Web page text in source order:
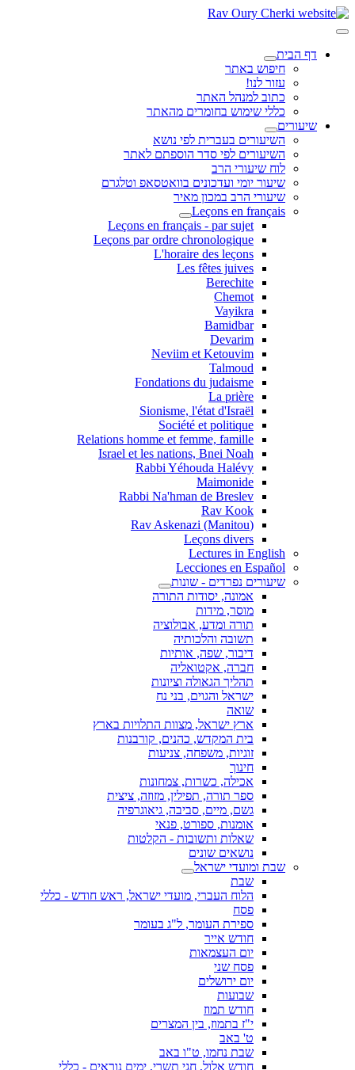
דף הבית
חיפוש באתר
עזור לנו!
כתוב למנהל האתר
כללי שימוש בחומרים מהאתר
שיעורים
השיעורים בעברית לפי נושא
השיעורים לפי סדר הוספתם לאתר
לוח שיעורי הרב
שיעור יומי ועדכונים בוואטסאפ וטלגרם
שיעורי הרב במכון מאיר
Leçons en français
Leçons en français - par sujet
Leçons par ordre chronologique
L'horaire des leçons
Les fêtes juives
Berechite
Chemot
Vayikra
Bamidbar
Devarim
Neviim et Ketouvim
Talmoud
Fondations du judaisme
La prière
Sionisme, l'état d'Israël
Société et politique
Relations homme et femme, famille
Israel et les nations, Bnei Noah
Rabbi Yéhouda Halévy
Maimonide
Rabbi Na'hman de Breslev
Rav Kook
(Rav Askenazi (Manitou
Leçons divers
Lectures in English
Lecciones en Español
שיעורים נפרדים - שונות
אמונה, יסודות התורה
מוסר, מידות
תורה ומדע, אבולוציה
תשובה והלכותיה
דיבור, שפה, אותיות
חברה, אקטואליה
תהליך הגאולה וציונות
ישראל והגוים, בני נח
שואה
ארץ ישראל, מצוות התלויות בארץ
בית המקדש, כהנים, קורבנות
זוגיות, משפחה, צניעות
חינוך
אכילה, כשרות, צמחונות
ספר תורה, תפילין, מזוזה, ציצית
גשם, מיים, סביבה, גיאוגרפיה
אומנות, ספורט, פנאי
שאלות ותשובות - הקלטות
נושאים שונים
שבת ומועדי ישראל
שבת
הלוח העברי, מועדי ישראל, ראש חודש - כללי
פסח
ספירת העומר, ל"ג בעומר
חודש אייר
יום העצמאות
פסח שני
יום ירושלים
שבועות
חודש תמוז
י"ז בתמוז, בין המצרים
ט' באב
שבת נחמו, ט"ו באב
חודש אלול, חגי תשרי, ימים נוראים - כללי